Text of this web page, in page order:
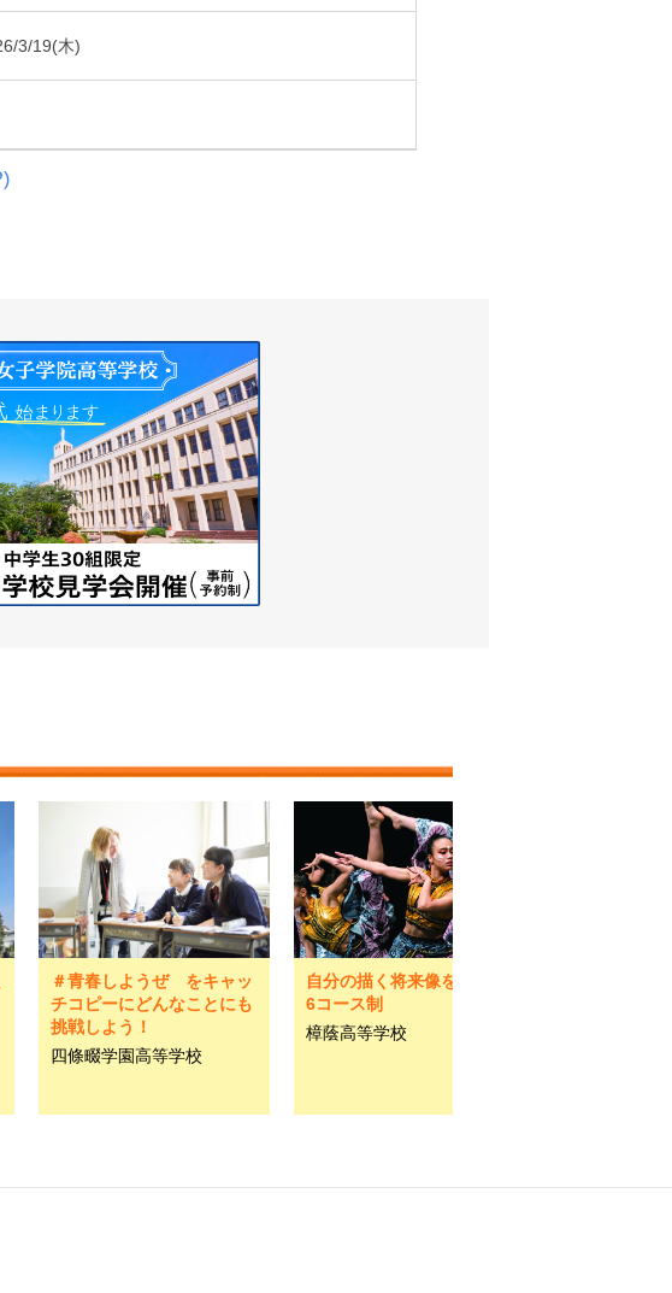
3/19(木)
＃青春しようぜ をキャッ
チコピーにどんなことにも
挑戦しよう！
四條畷学園高等学校
自分の描く将来像を叶える
6コース制
樟蔭高等学校